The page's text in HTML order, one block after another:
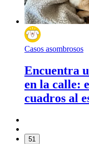
Casos asombrosos
Encuentra
en la calle:
cuadros al
51